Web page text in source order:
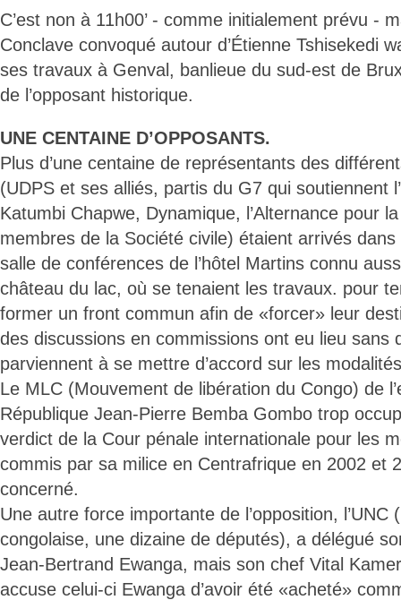
C’est non à 11h00’ - comme initialement prévu -
Conclave convoqué autour d’Étienne Tshisekedi
ses travaux à Genval, banlieue du sud-est de
de l’opposant historique.
UNE CENTAINE D’OPPOSANTS.
Plus d’une centaine de représentants des
(UDPS et ses alliés, partis du G7 qui soutiennent
Katumbi Chapwe, Dynamique, l’Alternance pour
membres de la Société civile) étaient arrivés
salle de conférences de l’hôtel Martins connu
château du lac, où se tenaient les travaux. pour
former un front commun afin de «forcer» leur
des discussions en commissions ont eu lieu sans
parviennent à se mettre d’accord sur les
Le MLC (Mouvement de libération du Congo) de
République Jean-Pierre Bemba Gombo trop
verdict de la Cour pénale internationale pour les
commis par sa milice en Centrafrique en 2002 et
concerné.
Une autre force importante de l’opposition, l’UNC
congolaise, une dizaine de députés), a délégué
Jean-Bertrand Ewanga, mais son chef Vital
accuse celui-ci Ewanga d’avoir été «acheté»